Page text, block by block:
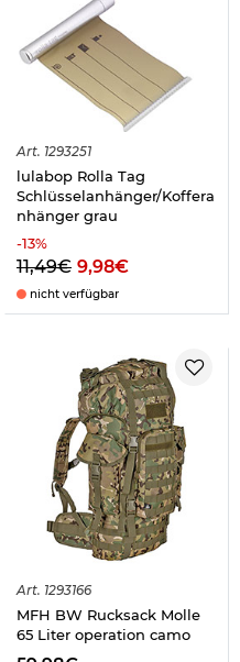
Art. 1293251
lulabop Rolla Tag
Schlüsselanhänger/Koffera
nhänger grau
-13%
11,49€ 9,98€
nicht verfügbar
Art. 1293166
MFH BW Rucksack Molle
65 Liter operation camo